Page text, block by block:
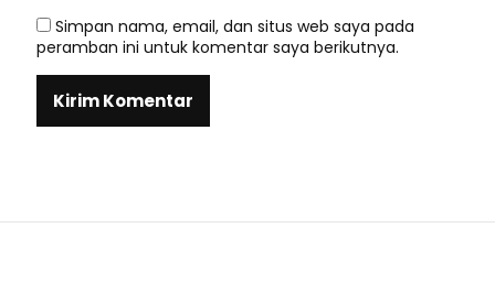
Simpan nama, email, dan situs web saya pada
peramban ini untuk komentar saya berikutnya.